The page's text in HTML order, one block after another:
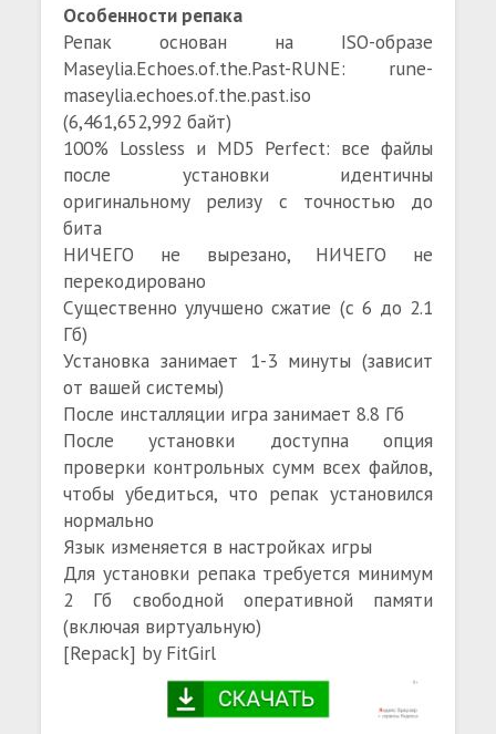
Особенности репака
Репак основан на ISO-образе
Maseylia.Echoes.of.the.Past-RUNE: rune-
maseylia.echoes.of.the.past.iso
(6,461,652,992 байт)
100% Lossless и MD5 Perfect: все файлы
после установки идентичны
оригинальному релизу с точностью до
бита
НИЧЕГО не вырезано, НИЧЕГО не
перекодировано
Существенно улучшено сжатие (с 6 до 2.1
Гб)
Установка занимает 1-3 минуты (зависит
от вашей системы)
После инсталляции игра занимает 8.8 Гб
После установки доступна опция
проверки контрольных сумм всех файлов,
чтобы убедиться, что репак установился
нормально
Язык изменяется в настройках игры
Для установки репака требуется минимум
2 Гб свободной оперативной памяти
(включая виртуальную)
[Repack] by FitGirl